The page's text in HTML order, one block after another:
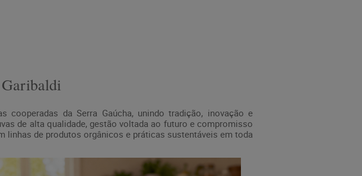
cooperadas da Serra Gaúcha, unindo tradição, inovação e
de alta qualidade, gestão voltada ao futuro e compromisso
linhas de produtos orgânicos e práticas sustentáveis em toda